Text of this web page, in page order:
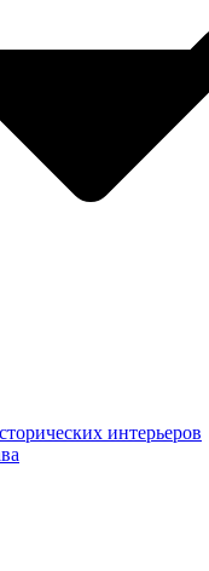
интерьеров